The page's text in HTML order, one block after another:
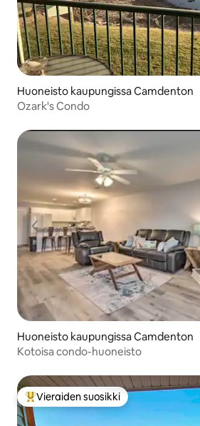
Huoneisto kaupungissa Camdenton
Ozark's Condo
Huoneisto kaupungissa Camdenton
Kotoisa condo-huoneisto
Vieraiden suosikkien parhaimmistoa
Vieraiden suosikki